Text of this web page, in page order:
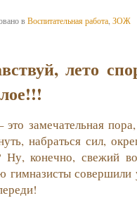
вВоспитательная работа ЗОЖ
лето
это замечательная
набраться сил,
Ну, конечно, свежий
гимназисты